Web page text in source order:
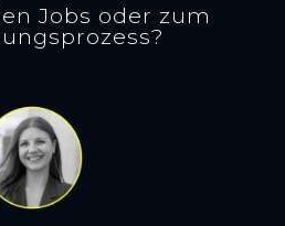
Jobs oder zum